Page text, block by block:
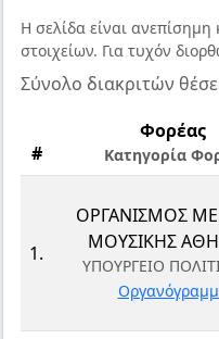
Η σελίδα είναι ανεπίσημη
στοιχείων. Για τυχόν
Σύνολο διακριτών
#
Φορέας
Κατηγορία
1.
ΟΡΓΑΝΙΣΜΟΣ
ΜΟΥΣΙΚΗΣ
ΥΠΟΥΡΓΕΙΟ